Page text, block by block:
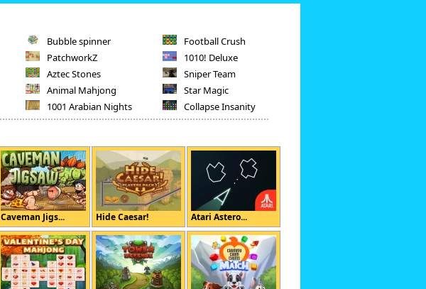
Bubble spinner
PatchworkZ
Aztec Stones
Animal Mahjong
1001 Arabian Nights
Football Crush
1010! Deluxe
Sniper Team
Star Magic
Collapse Insanity
Caveman Jigs... Hide Caesar! Atari Astero...